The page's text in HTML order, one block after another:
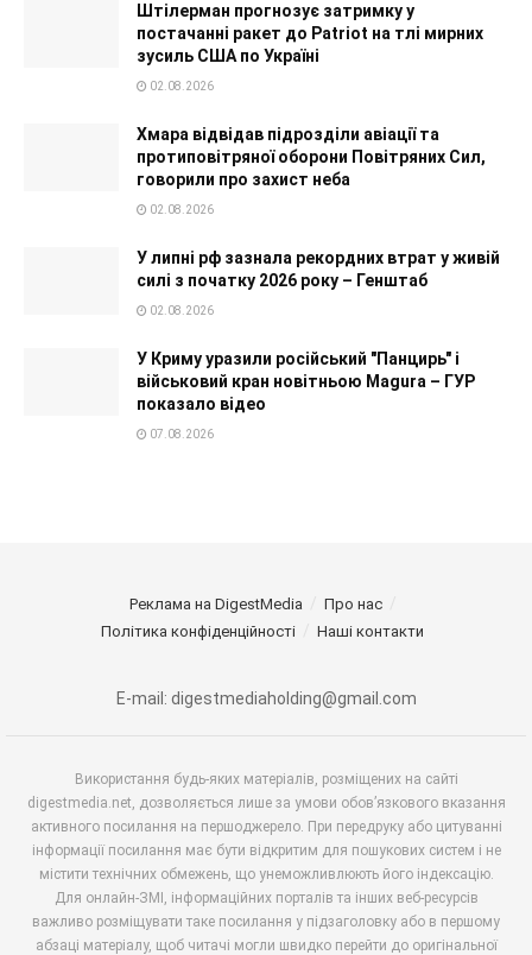
Штілерман прогнозує затримку у
постачанні ракет до Patriot на тлі мирних
зусиль США по Україні
02.08.2026
Хмара відвідав підрозділи авіації та
протиповітряної оборони Повітряних Сил,
говорили про захист неба
02.08.2026
У липні рф зазнала рекордних втрат у живій
силі з початку 2026 року – Генштаб
02.08.2026
У Криму уразили російський "Панцирь" і
військовий кран новітньою Magura – ГУР
показало відео
07.08.2026
Реклама на DigestMedia
Про нас
Політика конфіденційності
Наші контакти
E-mail: digestmediaholding@gmail.com
Використання будь-яких матеріалів, розміщених на сайті
digestmedia.net, дозволяється лише за умови обов’язкового вказання
активного посилання на першоджерело. При передруку або цитуванні
інформації посилання має бути відкритим для пошукових систем і не
містити технічних обмежень, що унеможливлюють його індексацію.
Для онлайн-ЗМІ, інформаційних порталів та інших веб-ресурсів
важливо розміщувати таке посилання у підзаголовку або в першому
абзаці матеріалу, щоб читачі могли швидко перейти до оригінальної